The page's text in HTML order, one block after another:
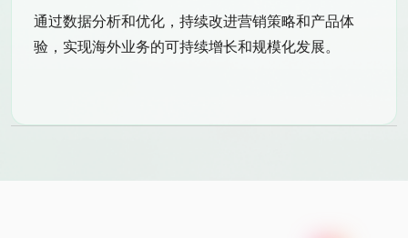
通过数据分析和优化，持续改进营销策略和产品体
验，实现海外业务的可持续增长和规模化发展。